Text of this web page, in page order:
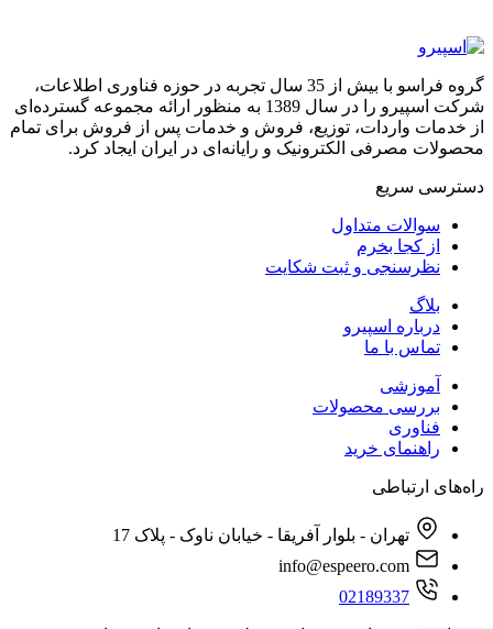
گروه فراسو با بیش از 35 سال تجربه در حوزه فناوری اطلاعات،
شرکت اسپیرو را در سال 1389 به منظور ارائه مجموعه گسترده‌ای
از خدمات واردات، توزیع، فروش و خدمات پس از فروش برای تمام
محصولات مصرفی الکترونیک و رایانه‌ای در ایران ایجاد کرد.
دسترسی‌ سریع
سوالات متداول
از کجا بخرم
نظرسنجی و ثبت شکایت
بلاگ
درباره اسپیرو
تماس با ما
آموزشی
بررسی محصولات
فناوری
راهنمای خرید
راه‌های ارتباطی
تهران - بلوار آفریقا - خیابان ناوک - پلاک 17
02189337